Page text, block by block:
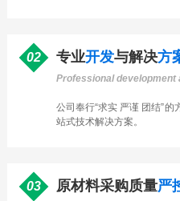
02 专业开发与解决方
Professional development
公司奉行“求实 严谨 团结”的方
站式技术解决方案。
03 原材料采购质量严